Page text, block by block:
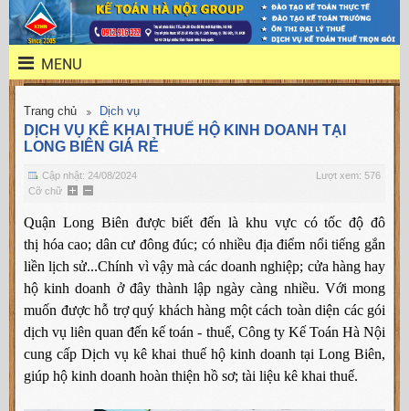
MENU
Trang chủ Dịch vụ
DỊCH VỤ KÊ KHAI THUẾ HỘ KINH DOANH TẠI
LONG BIÊN GIÁ RẺ
Cập nhật: 24/08/2024
Lượt xem: 576
Cỡ chữ
Quận Long Biên được biết đến là khu vực có tốc độ đô
thị hóa cao; dân cư đông đúc; có nhiều địa điểm nổi tiếng gắn
liền lịch sử...Chính vì vậy mà các doanh nghiệp; cửa hàng hay
hộ kinh doanh ở đây thành lập ngày càng nhiều. Với mong
muốn được hỗ trợ quý khách hàng một cách toàn diện các gói
dịch vụ liên quan đến kế toán - thuế, Công ty Kế Toán Hà Nội
cung cấp Dịch vụ kê khai thuế hộ kinh doanh tại Long Biên,
giúp hộ kinh doanh hoàn thiện hồ sơ; tài liệu kê khai thuế.